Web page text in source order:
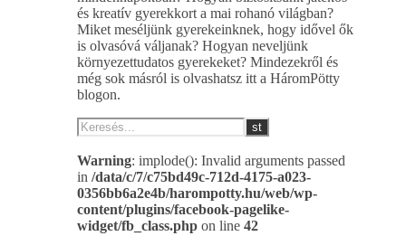
és kreatív gyerekkort a mai rohanó világban?
Miket meséljünk gyerekeinknek, hogy idővel ők
is olvasóvá váljanak? Hogyan neveljünk
környezettudatos gyerekeket? Mindezekről és
még sok másról is olvashatsz itt a HáromPötty
blogon.
Warning: implode(): Invalid arguments passed
in /data/c/7/c75bd49c-712d-4175-a023-
0356bb6a2e4b/harompotty.hu/web/wp-
content/plugins/facebook-pagelike-
widget/fb_class.php on line 42